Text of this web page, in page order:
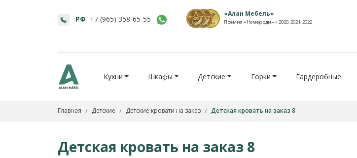
РФ +7 (965) 358-65-55
«Алан Мебель»
Премия «Номер один» 2020, 2021, 2022
Кухни Шкафы Детские Горки Гардеробные
Главная Детские Детские кровати на заказ Детская кровать на заказ 8
Детская кровать на заказ 8